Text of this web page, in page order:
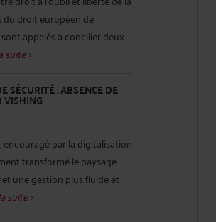
du droit européen de
appelés à concilier deux
suite >
SÉCURITÉ : ABSENCE DE
VISHING
encouragé par la digitalisation
transformé le paysage
une gestion plus fluide et
suite >